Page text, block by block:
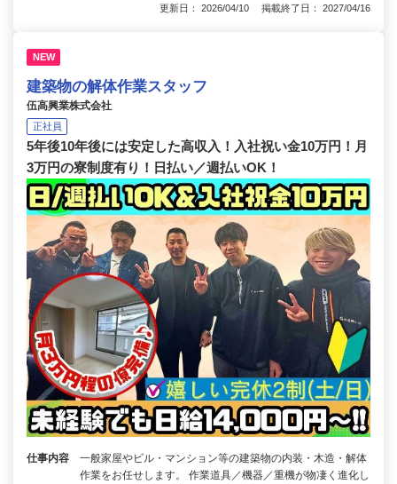
更新日： 2026/04/10 掲載終了日： 2027/04/16
NEW
建築物の解体作業スタッフ
伍高興業株式会社
正社員
5年後10年後には安定した高収入！入社祝い金10万円！月
3万円の寮制度有り！日払い／週払いOK！
仕事内容
一般家屋やビル・マンション等の建築物の内装・木造・解体
作業をお任せします。 作業道具／機器／重機が物凄く進化し